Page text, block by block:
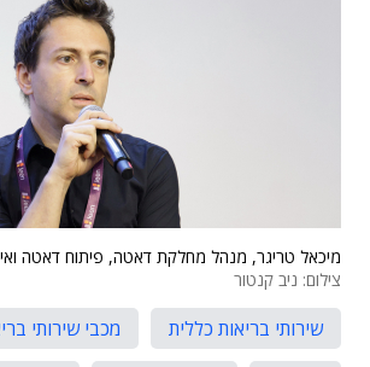
מיכאל טריגר, מנהל מחלקת דאטה, פיתוח דאטה
צילום: ניב קנטור
שירותי בריאות כללית
מכבי שירותי